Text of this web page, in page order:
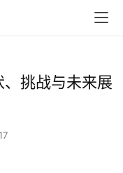
挑战与未来展